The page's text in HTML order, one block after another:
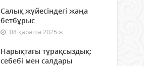
Салық жүйесіндегі жаңа
бетбұрыс
08 қараша 2025 ж.
Нарықтағы тұрақсыздық:
себебі мен салдары